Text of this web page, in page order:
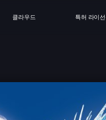
클라우드 특허 라이